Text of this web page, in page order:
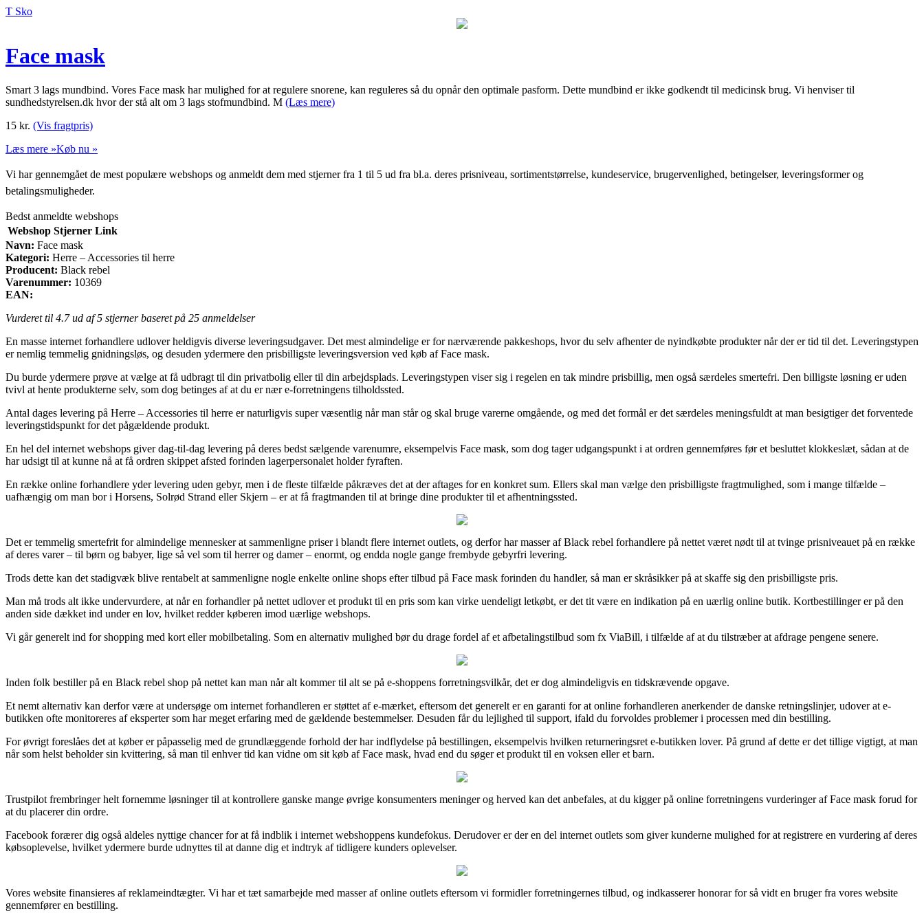
T Sko
Face mask
Smart 3 lags mundbind. Vores Face mask har mulighed for at regulere snorene, kan reguleres så du opnår den optimale pasform. Dette mundbind er ikke godkendt til medicinsk brug. Vi henviser til
sundhedstyrelsen.dk hvor der stå alt om 3 lags stofmundbind. M (Læs mere)
15 kr. (Vis fragtpris)
Læs mere »Køb nu »
Vi har gennemgået de mest populære webshops og anmeldt dem med stjerner fra 1 til 5 ud fra bl.a. deres prisniveau, sortimentstørrelse, kundeservice, brugervenlighed, betingelser, leveringsformer og
betalingsmuligheder.
Bedst anmeldte webshops
Webshop Stjerner Link
Navn: Face mask
Kategori: Herre – Accessories til herre
Producent: Black rebel
Varenummer: 10369
EAN:
Vurderet til 4.7ud af 5 stjerner baseret på 25 anmeldelser
En masse internet forhandlere udlover heldigvis diverse leveringsudgaver. Det mest almindelige er for nærværende pakkeshops, hvor du selv afhenter de nyindkøbte produkter når der er tid til det. Leveringstypen
er nemlig temmelig gnidningsløs, og desuden ydermere den prisbilligste leveringsversion ved køb af Face mask.
Du burde ydermere prøve at vælge at få udbragt til din privatbolig eller til din arbejdsplads. Leveringstypen viser sig i regelen en tak mindre prisbillig, men også særdeles smertefri. Den billigste løsning er uden
tvivl at hente produkterne selv, som dog betinges af at du er nær e-forretningens tilholdssted.
Antal dages levering på Herre – Accessories til herre er naturligvis super væsentlig når man står og skal bruge varerne omgående, og med det formål er det særdeles meningsfuldt at man besigtiger det forventede
leveringstidspunkt for det pågældende produkt.
En hel del internet webshops giver dag-til-dag levering på deres bedst sælgende varenumre, eksempelvis Face mask, som dog tager udgangspunkt i at ordren gennemføres før et besluttet klokkeslæt, sådan at de
har udsigt til at kunne nå at få ordren skippet afsted forinden lagerpersonalet holder fyraften.
En række online forhandlere yder levering uden gebyr, men i de fleste tilfælde påkræves det at der aftages for en konkret sum. Ellers skal man vælge den prisbilligste fragtmulighed, som i mange tilfælde –
uafhængig om man bor i Horsens, Solrød Strand eller Skjern – er at få fragtmanden til at bringe dine produkter til et afhentningssted.
Det er temmelig smertefrit for almindelige mennesker at sammenligne priser i blandt flere internet outlets, og derfor har masser af Black rebel forhandlere på nettet været nødt til at tvinge prisniveauet på en række
af deres varer – til børn og babyer, lige så vel som til herrer og damer – enormt, og endda nogle gange frembyde gebyrfri levering.
Trods dette kan det stadigvæk blive rentabelt at sammenligne nogle enkelte online shops efter tilbud på Face mask forinden du handler, så man er skråsikker på at skaffe sig den prisbilligste pris.
Man må trods alt ikke undervurdere, at når en forhandler på nettet udlover et produkt til en pris som kan virke uendeligt letkøbt, er det tit være en indikation på en uærlig online butik. Kortbestillinger er på den
anden side dækket ind under en lov, hvilket redder køberen imod uærlige webshops.
Vi går generelt ind for shopping med kort eller mobilbetaling. Som en alternativ mulighed bør du drage fordel af et afbetalingstilbud som fx ViaBill, i tilfælde af at du tilstræber at afdrage pengene senere.
Inden folk bestiller på en Black rebel shop på nettet kan man når alt kommer til alt se på e-shoppens forretningsvilkår, det er dog almindeligvis en tidskrævende opgave.
Et nemt alternativ kan derfor være at undersøge om internet forhandleren er støttet af e-mærket, eftersom det generelt er en garanti for at online forhandleren anerkender de danske retningslinjer, udover at e-
butikken ofte monitoreres af eksperter som har meget erfaring med de gældende bestemmelser. Desuden får du lejlighed til support, ifald du forvoldes problemer i processen med din bestilling.
For øvrigt foreslåes det at køber er påpasselig med de grundlæggende forhold der har indflydelse på bestillingen, eksempelvis hvilken returneringsret e-butikken lover. På grund af dette er det tillige vigtigt, at man
når som helst beholder sin kvittering, så man til enhver tid kan vidne om sit køb af Face mask, hvad end du søger et produkt til en voksen eller et barn.
Trustpilot frembringer helt fornemme løsninger til at kontrollere ganske mange øvrige konsumenters meninger og herved kan det anbefales, at du kigger på online forretningens vurderinger af Face mask forud for
at du placerer din ordre.
Facebook forærer dig også aldeles nyttige chancer for at få indblik i internet webshoppens kundefokus. Derudover er der en del internet outlets som giver kunderne mulighed for at registrere en vurdering af deres
købsoplevelse, hvilket ydermere burde udnyttes til at danne dig et indtryk af tidligere kunders oplevelser.
Vores website finansieres af reklameindtægter. Vi har et tæt samarbejde med masser af online outlets eftersom vi formidler forretningernes tilbud, og indkasserer honorar for så vidt en bruger fra vores website
gennemfører en bestilling.